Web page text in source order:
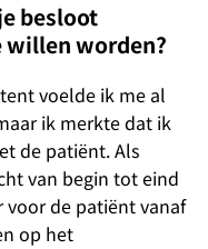
besloot
willen worden?
voelde ik me al
ik merkte dat ik
de patiënt. Als
van begin tot eind
voor de patiënt vanaf
op het